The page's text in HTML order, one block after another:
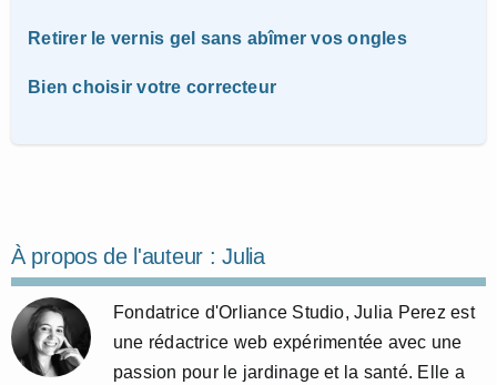
Retirer le vernis gel sans abîmer vos ongles
Bien choisir votre correcteur
À propos de l'auteur :Julia
Fondatrice d'Orliance Studio, Julia Perez est
une rédactrice web expérimentée avec une
passion pour le jardinage et la santé. Elle a